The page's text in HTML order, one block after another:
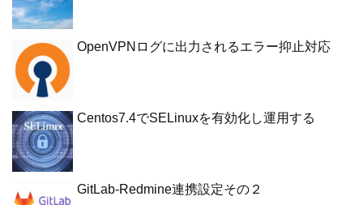
OpenVPNログに出力されるエラー抑止対応
Centos7.4でSELinuxを有効化し運用する
GitLab-Redmine連携設定その２